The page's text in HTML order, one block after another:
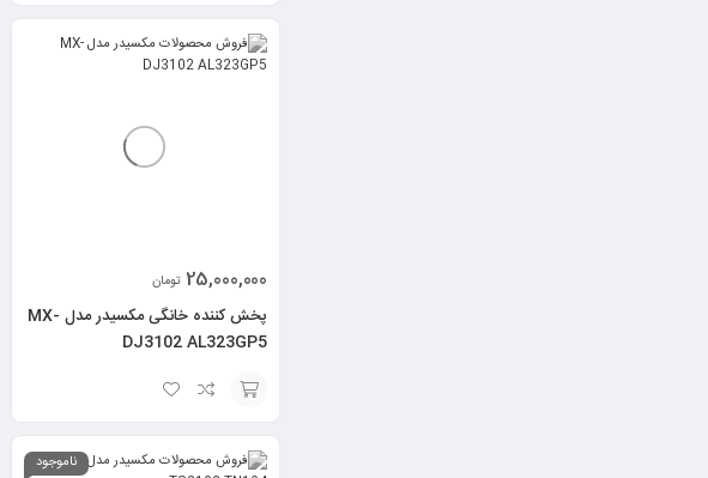
به
25,000,000 تومان
پخش کننده خانگی مکسیدر مدل MX-
DJ3102 AL323GP5
گزینه
ناموجود